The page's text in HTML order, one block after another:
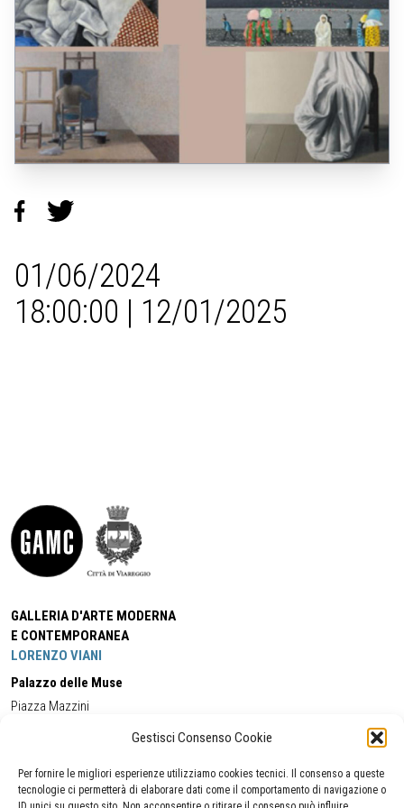
Gestisci Consenso Cookie
Per fornire le migliori esperienze utilizziamo cookies tecnici. Il consenso a queste
tecnologie ci permetterà di elaborare dati come il comportamento di navigazione o
01/06/2024
18:00:00 | 12/01/2025
GALLERIA D'ARTE MODERNA
E CONTEMPORANEA
LORENZO VIANI
Palazzo delle Muse
Piazza Mazzini
Cell:+39 338 5714978 (orario apertura Galleria)
Tel:
+39 0584 944580
(orario 09.00/13.00)
Email:gamc@comune.viareggio.lu.it